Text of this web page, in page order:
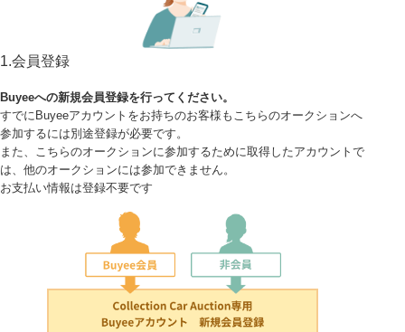
1.会員登録
Buyeeへの新規会員登録を行ってください。
すでにBuyeeアカウントをお持ちのお客様もこちらのオークションへ
参加するには別途登録が必要です。
また、こちらのオークションに参加するために取得したアカウントで
は、他のオークションには参加できません。
お支払い情報は登録不要です